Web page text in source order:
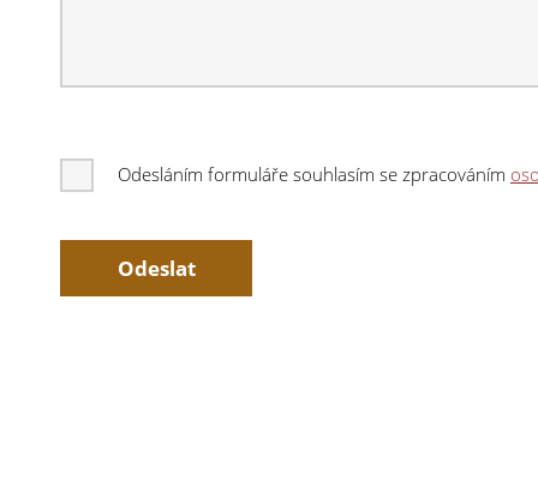
Odesláním formuláře souhlasím se zpracováním